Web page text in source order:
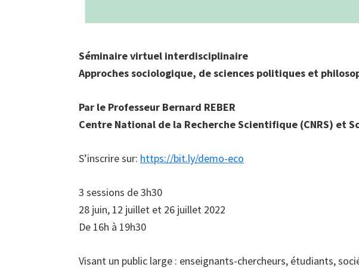
Séminaire virtuel interdisciplinaire
Approches sociologique, de sciences politiques et
Par le Professeur Bernard REBER
Centre National de la Recherche Scientifique (CNRS) et
S’inscrire sur: https://bit.ly/demo-eco
3 sessions de 3h30
28 juin, 12 juillet et 26 juillet 2022
De 16h à 19h30
Visant un public large : enseignants-chercheurs, étudiants,